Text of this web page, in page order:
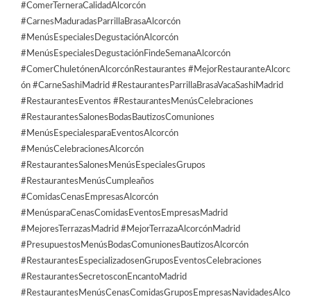
#ComerTerneraCalidadAlcorcón
#CarnesMaduradasParrillaBrasaAlcorcón
#MenúsEspecialesDegustaciónAlcorcón
#MenúsEspecialesDegustaciónFindeSemanaAlcorcón
#ComerChuletónenAlcorcónRestaurantes #MejorRestauranteAlcorc
ón #CarneSashiMadrid #RestaurantesParrillaBrasaVacaSashiMadrid
#RestaurantesEventos #RestaurantesMenúsCelebraciones
#RestaurantesSalonesBodasBautizosComuniones
#MenúsEspecialesparaEventosAlcorcón
#MenúsCelebracionesAlcorcón
#RestaurantesSalonesMenúsEspecialesGrupos
#RestaurantesMenúsCumpleaños
#ComidasCenasEmpresasAlcorcón
#MenúsparaCenasComidasEventosEmpresasMadrid
#MejoresTerrazasMadrid #MejorTerrazaAlcorcónMadrid
#PresupuestosMenúsBodasComunionesBautizosAlcorcón
#RestaurantesEspecializadosenGruposEventosCelebraciones
#RestaurantesSecretosconEncantoMadrid
#RestaurantesMenúsCenasComidasGruposEmpresasNavidadesAlco